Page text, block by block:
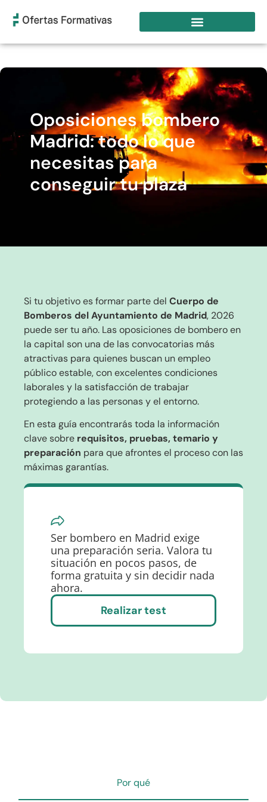
Oposiciones bombero
Madrid: todo lo que
necesitas para
conseguir tu plaza
Si tu objetivo es formar parte del Cuerpo de
Bomberos del Ayuntamiento de Madrid, 2026
puede ser tu año. Las oposiciones de bombero en
la capital son una de las convocatorias más
atractivas para quienes buscan un empleo
público estable, con excelentes condiciones
laborales y la satisfacción de trabajar
protegiendo a las personas y el entorno.
En esta guía encontrarás toda la información
clave sobre requisitos, pruebas, temario y
preparación para que afrontes el proceso con las
máximas garantías.
Ser bombero en Madrid exige
una preparación seria. Valora tu
situación en pocos pasos, de
forma gratuita y sin decidir nada
ahora.
Realizar test
Por qué